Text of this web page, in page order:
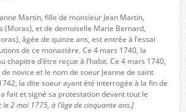
Martin, fille de monsieur Jean Martin,
(Moras), et de demoiselle Marie Bernard,
âgée de quinze ans, est entrée à l’essai
de ce monastère. Ce 4 mars 1740, la
chapitre d’être reçue à l’habit. Ce 4 mars 1740,
novice et le nom de soeur Jeanne de saint
la dite soeur ayant été interrogée à la fin de
fait et signé sa protestation devant tout le
2 mai 1775, à l’âge de cinquante ans.]